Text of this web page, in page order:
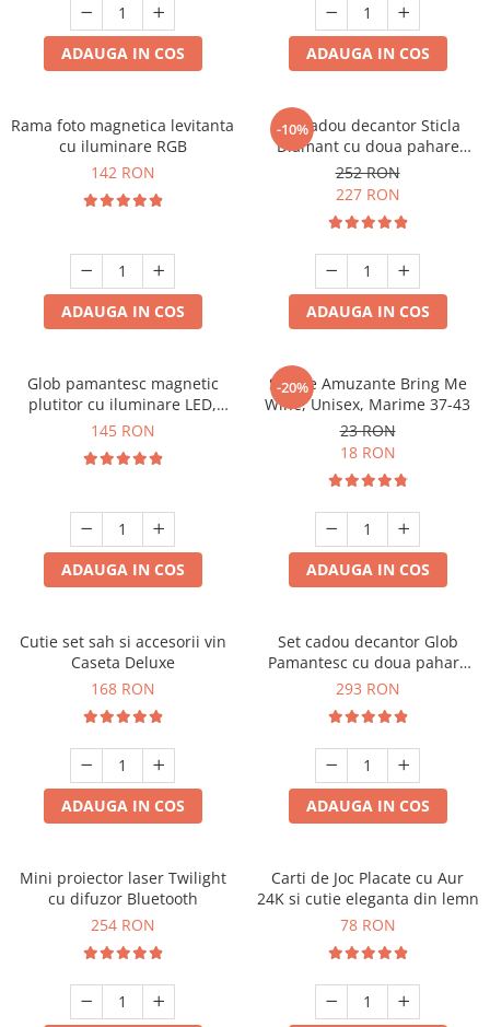
Cadouri Fete
Pentru Copilul din tine
Cadouri Haioase
Cadouri Majorat
Cadouri pentru Nasi
Cadouri pentru Bunici
Cadouri pentru Sefi
Cel ce are tot
Cani si Termosuri
Jocuri si Puzzle
Seturi de caligrafie
Cadouri Sfantul Alexandru
Cadouri Sfanta Ana
Cadouri Sfanta Maria
Cadouri Sfintii Mihail si Gavriil
ADAUGA IN COS ADAUGA IN COS
Rama foto magnetica levitanta
cu iluminare RGB
142 RON
ADAUGA IN COS
-10%
Set cadou decantor Sticla
Diamant cu doua pahare
Deluxe
252 RON
227 RON
ADAUGA IN COS
Glob pamantesc magnetic
plutitor cu iluminare LED,
Forma C
145 RON
ADAUGA IN COS
-20%
Sosete Amuzante Bring Me
Wine, Unisex, Marime 37-43
23 RON
18 RON
ADAUGA IN COS
Cutie set sah si accesorii vin
Caseta Deluxe
168 RON
ADAUGA IN COS
Set cadou decantor Glob
Pamantesc cu doua pahare
Deluxe
293 RON
ADAUGA IN COS
Mini proiector laser Twilight
cu difuzor Bluetooth
254 RON
Carti de Joc Placate cu Aur
24K si cutie eleganta din lemn
78 RON